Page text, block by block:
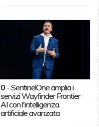
0 -SentinelOne amplia i
servizi Wayfinder Frontier
AI con l'intelligenza
artificiale avanzata